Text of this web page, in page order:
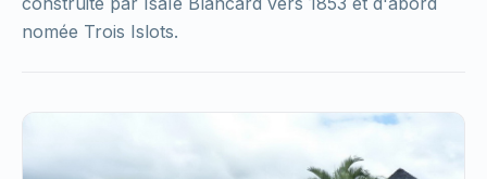
nomée Trois Islots.